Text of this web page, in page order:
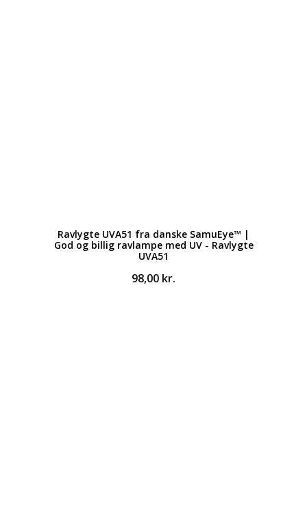
Ravlygte UVA51 fra danske SamuEye™ |
God og billig ravlampe med UV - Ravlygte
UVA51
98,00 kr.